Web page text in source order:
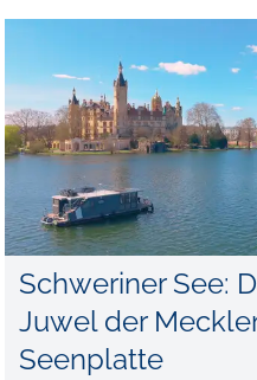
Schweriner See:
Juwel der
Seenplatte